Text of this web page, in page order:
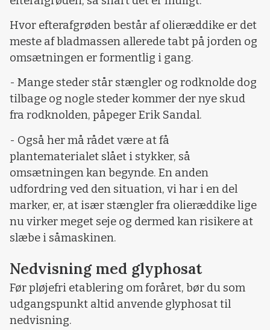
Hvor efterafgrøden består af olieræddike er det
meste af bladmassen allerede tabt på jorden og
omsætningen er formentlig i gang.
- Mange steder står stængler og rodknolde dog
tilbage og nogle steder kommer der nye skud
fra rodknolden, påpeger Erik Sandal.
- Også her må rådet være at få
plantematerialet slået i stykker, så
omsætningen kan begynde. En anden
udfordring ved den situation, vi har i en del
marker, er, at især stængler fra olieræddike lige
nu virker meget seje og dermed kan risikere at
slæbe i såmaskinen.
Nedvisning med glyphosat
Før pløjefri etablering om foråret, bør du som
udgangspunkt altid anvende glyphosat til
nedvisning.